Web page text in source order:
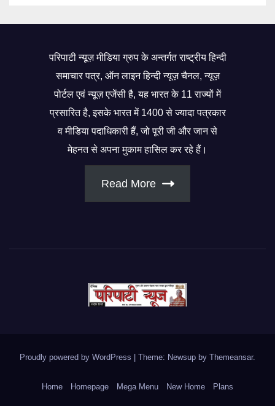
परिपाटी न्यूज़ मीडिया ग्रुप के अन्तर्गत राष्ट्रीय हिन्दी
समाचार पत्र, ऑन लाइन हिन्दी न्यूज़ चैनल, न्यूज़
पोर्टल एवं न्यूज़ एजेंसी है, यह भारत के 11 राज्यों में
प्रसारित है, इसके भारत में 1400 से ज्यादा पत्रकार
व मीडिया पदाधिकारी हैं, जो पूरी जी और जान से
मेहनत से अपना मुकाम हासिल कर रहे हैं।
Read More
Proudly powered by WordPress Theme: Newsup by Themeansar.
Home Homepage Mega Menu New Home Plans